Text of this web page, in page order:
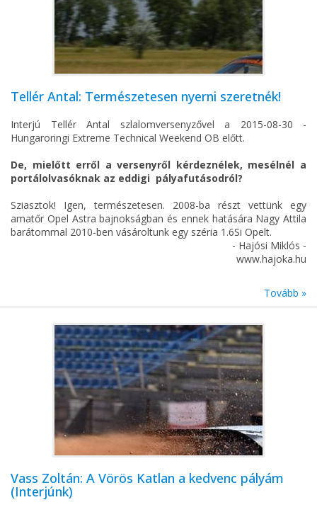
Tellér Antal: Természetesen nyerni szeretnék!
Interjú Tellér Antal szlalomversenyzővel a 2015-08-30 -
Hungaroringi Extreme Technical Weekend OB előtt.
De, mielőtt erről a versenyről kérdeznélek, mesélnél a
portálolvasóknak az eddigi pályafutásodról?
Sziasztok! Igen, természetesen. 2008-ba részt vettünk egy
amatőr Opel Astra bajnokságban és ennek hatására Nagy Attila
barátommal 2010-ben vásároltunk egy széria 1.6Si Opelt.
- Hajósi Miklós -
www.hajoka.hu
Tovább »
Vass Zoltán: A Vörös Katlan a kedvenc pályám
(Interjúnk)